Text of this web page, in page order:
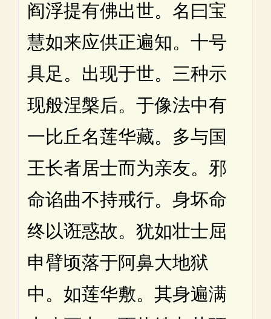
阎浮提有佛出世。名曰宝
慧如来应供正遍知。十号
具足。出现于世。三种示
现般涅槃后。于像法中有
一比丘名莲华藏。多与国
王长者居士而为亲友。邪
命谄曲不持戒行。身坏命
终以诳惑故。犹如壮士屈
申臂顷落于阿鼻大地狱
中。如莲华敷。其身遍满